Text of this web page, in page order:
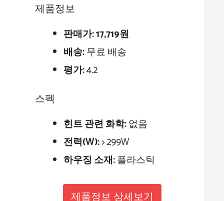
제품정보
판매가:17,719원
배송:무료 배송
평가:4.2
스펙
힌트 관련 화학:없음
전력(W):> 299W
하우징 소재:플라스틱
제품정보 상세보기